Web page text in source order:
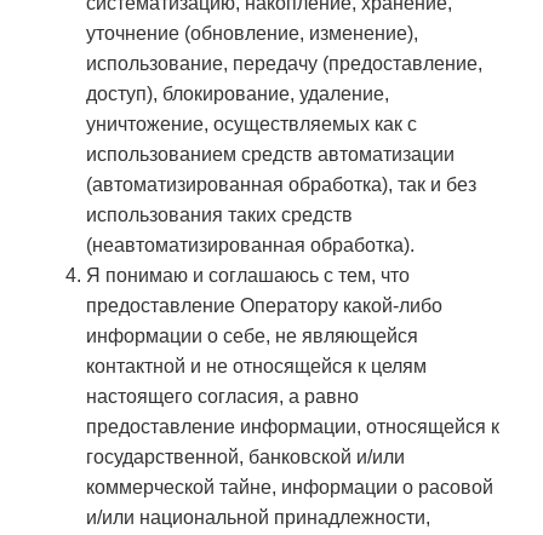
уточнение (обновление, изменение),
использование, передачу (предоставление,
доступ), блокирование, удаление,
уничтожение, осуществляемых как с
использованием средств автоматизации
(автоматизированная обработка), так и без
использования таких средств
(неавтоматизированная обработка).
Я понимаю и соглашаюсь с тем, что
предоставление Оператору какой-либо
информации о себе, не являющейся
контактной и не относящейся к целям
настоящего согласия, а равно
предоставление информации, относящейся к
государственной, банковской и/или
коммерческой тайне, информации о расовой
и/или национальной принадлежности,